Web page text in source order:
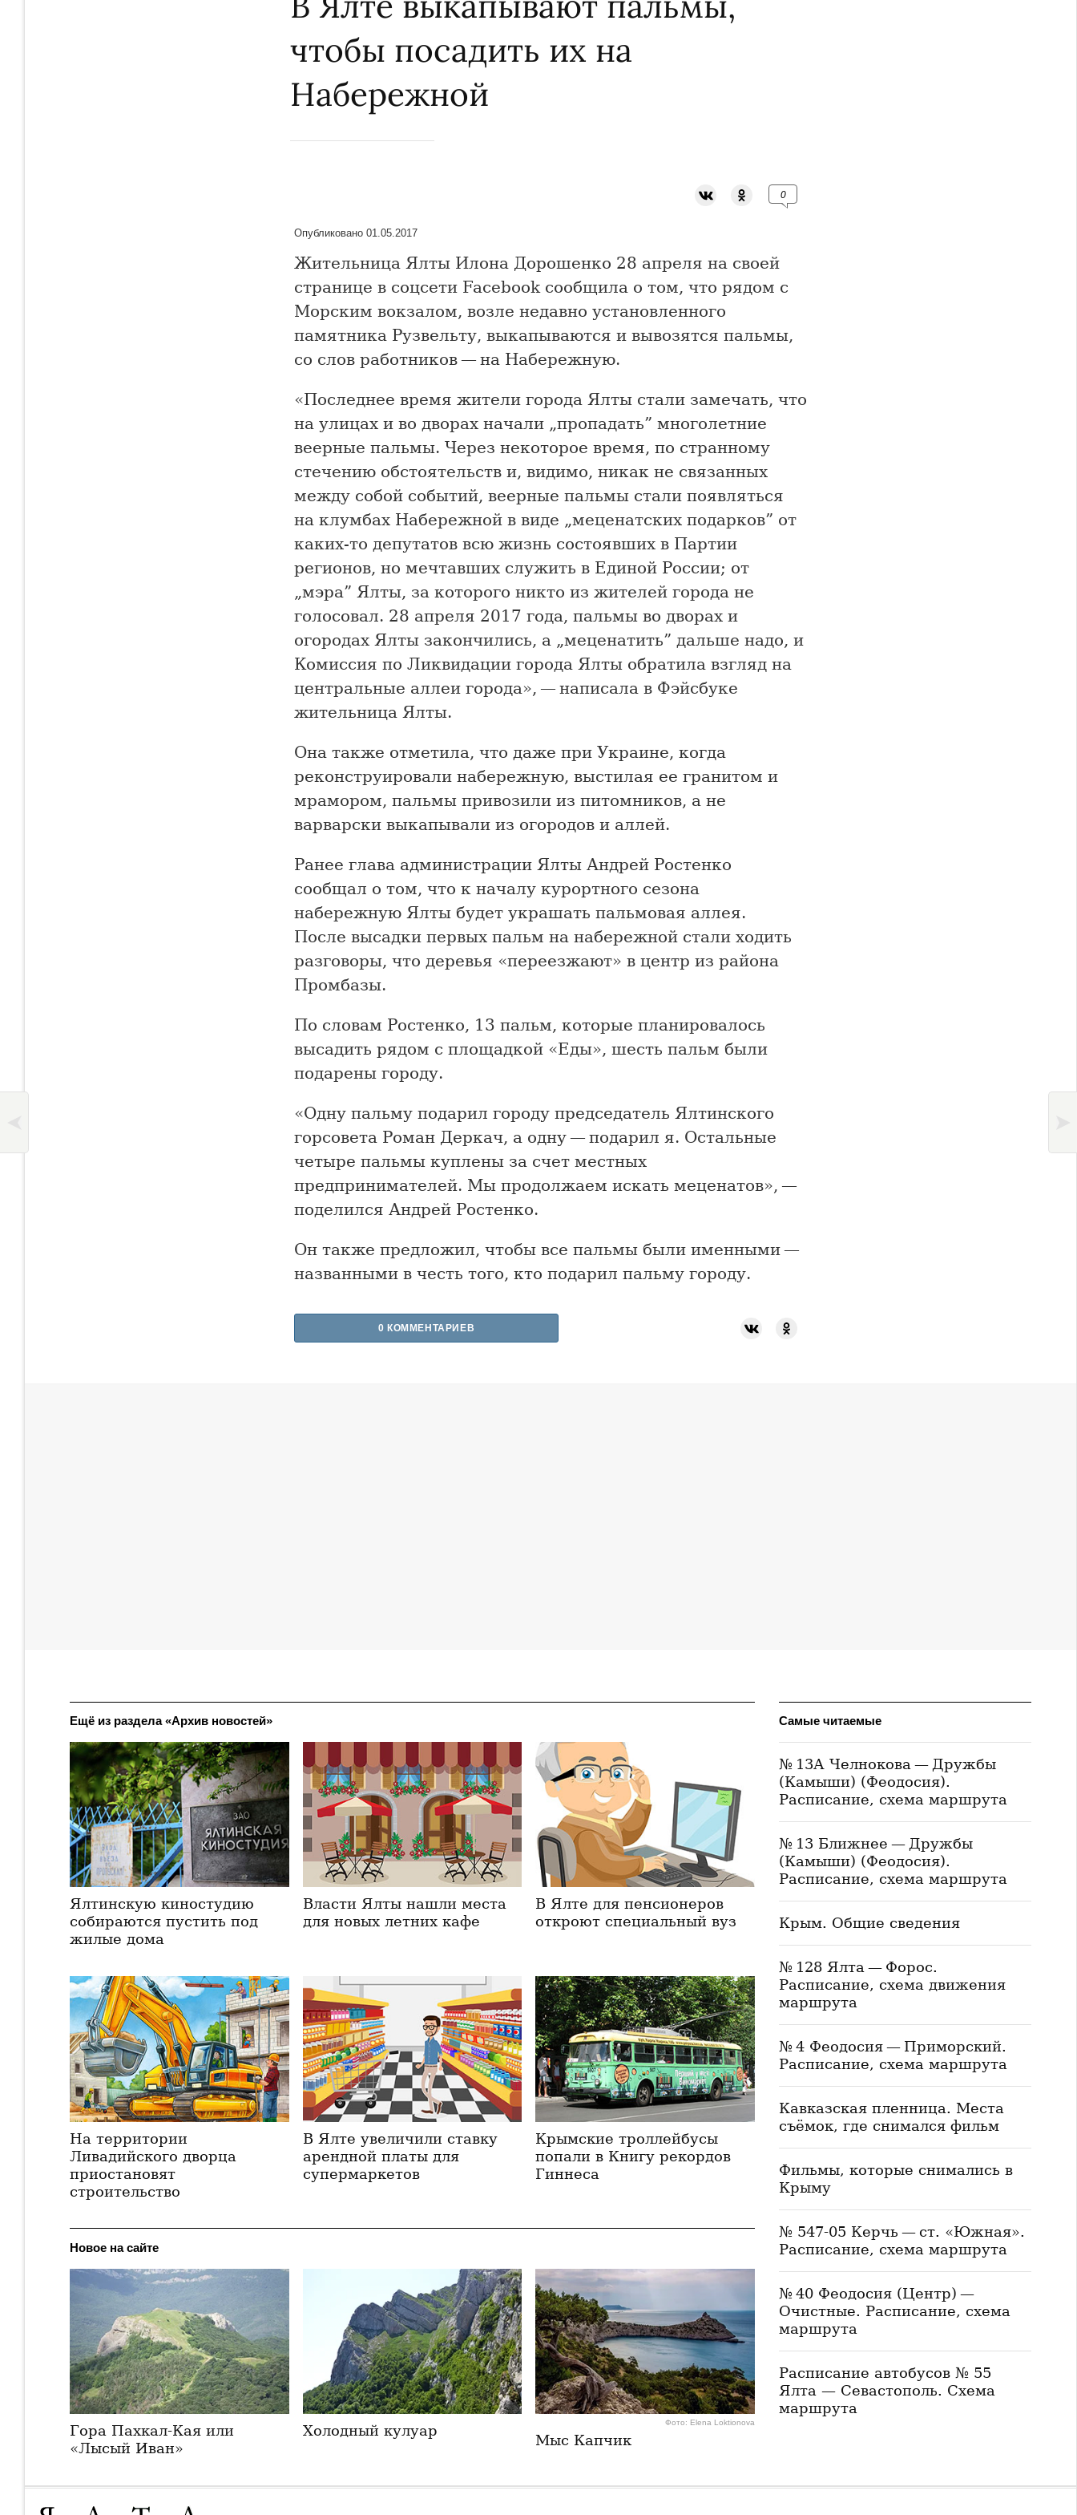
чтобы посадить их на
Набережной
0
Опубликовано 01.05.2017
Жительница Ялты Илона Дорошенко 28 апреля на своей
странице в соцсети Facebook сообщила о том, что рядом с
Морским вокзалом, возле недавно установленного
памятника Рузвельту, выкапываются и вывозятся пальмы,
со слов работников — на Набережную.
«Последнее время жители города Ялты стали замечать, что
на улицах и во дворах начали „пропадать” многолетние
веерные пальмы. Через некоторое время, по странному
стечению обстоятельств и, видимо, никак не связанных
между собой событий, веерные пальмы стали появляться
на клумбах Набережной в виде „меценатских подарков” от
каких-то депутатов всю жизнь состоявших в Партии
регионов, но мечтавших служить в Единой России; от
„мэра” Ялты, за которого никто из жителей города не
голосовал. 28 апреля 2017 года, пальмы во дворах и
огородах Ялты закончились, а „меценатить” дальше надо, и
Комиссия по Ликвидации города Ялты обратила взгляд на
центральные аллеи города», — написала в Фэйсбуке
жительница Ялты.
Она также отметила, что даже при Украине, когда
реконструировали набережную, выстилая ее гранитом и
мрамором, пальмы привозили из питомников, а не
варварски выкапывали из огородов и аллей.
Ранее глава администрации Ялты Андрей Ростенко
сообщал о том, что к началу курортного сезона
набережную Ялты будет украшать пальмовая аллея.
После высадки первых пальм на набережной стали ходить
разговоры, что деревья «переезжают» в центр из района
Промбазы.
По словам Ростенко, 13 пальм, которые планировалось
высадить рядом с площадкой «Еды», шесть пальм были
подарены городу.
«Одну пальму подарил городу председатель Ялтинского
горсовета Роман Деркач, а одну — подарил я. Остальные
четыре пальмы куплены за счет местных
предпринимателей. Мы продолжаем искать меценатов», —
поделился Андрей Ростенко.
Он также предложил, чтобы все пальмы были именными —
названными в честь того, кто подарил пальму городу.
0 КОММЕНТАРИЕВ
Ещё из раздела «Архив новостей»
Ялтинскую киностудию
собираются пустить под
жилые дома
Власти Ялты нашли места
для новых летних кафе
В Ялте для пенсионеров
откроют специальный вуз
На территории
Ливадийского дворца
приостановят
строительство
В Ялте увеличили ставку
арендной платы для
супермаркетов
Крымские троллейбусы
попали в Книгу рекордов
Гиннеса
Новое на сайте
Гора Пахкал-Кая или
«Лысый Иван»
Холодный кулуар Фото: Elena Loktionova
Мыс Капчик
Самые читаемые
№ 13А Челнокова — Дружбы
(Камыши) (Феодосия).
Расписание, схема маршрута
№ 13 Ближнее — Дружбы
(Камыши) (Феодосия).
Расписание, схема маршрута
Крым. Общие сведения
№ 128 Ялта — Форос.
Расписание, схема движения
маршрута
№ 4 Феодосия — Приморский.
Расписание, схема маршрута
Кавказская пленница. Места
съёмок, где снимался фильм
Фильмы, которые снимались в
Крыму
№ 547-05 Керчь — ст. «Южная».
Расписание, схема маршрута
№ 40 Феодосия (Центр) —
Очистные. Расписание, схема
маршрута
Расписание автобусов № 55
Ялта — Севастополь. Схема
маршрута